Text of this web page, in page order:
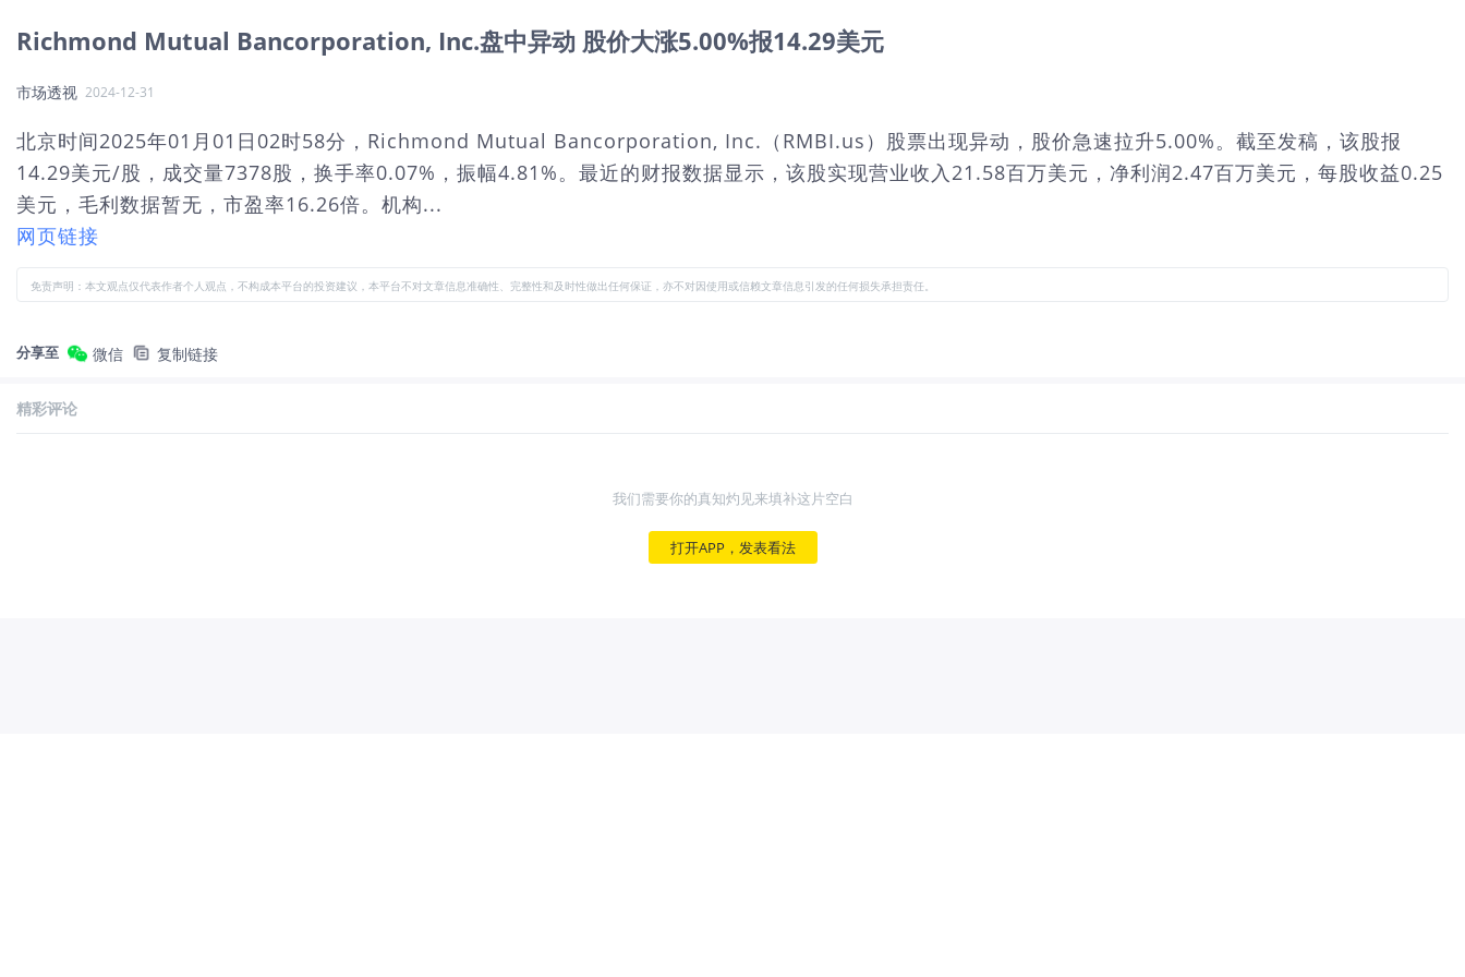
Richmond Mutual Bancorporation, Inc.盘中异动 股价大涨5.00%报14.29美元
市场透视 2024-12-31
北京时间2025年01月01日02时58分，Richmond Mutual Bancorporation, Inc.（RMBI.us）股票出现异动，股价急速拉升5.00%。截至发稿，该股报
14.29美元/股，成交量7378股，换手率0.07%，振幅4.81%。最近的财报数据显示，该股实现营业收入21.58百万美元，净利润2.47百万美元，每股收益0.25
美元，毛利数据暂无，市盈率16.26倍。机构...
网页链接
免责声明：本文观点仅代表作者个人观点，不构成本平台的投资建议，本平台不对文章信息准确性、完整性和及时性做出任何保证，亦不对因使用或信赖文章信息引发的任何损失承担责任。
分享至 微信 复制链接
精彩评论
我们需要你的真知灼见来填补这片空白
打开APP，发表看法